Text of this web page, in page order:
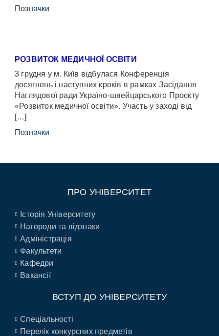
Позначки
РОЗВИТОК МЕДИЧНОЇ ОСВІТИ
3 грудня у м. Київ відбулася Конференція
досягнень і наступних кроків в рамках Засідання
Наглядової ради Україно-швейцарського Проєкту
«Розвиток медичної освіти». Участь у заході від
[…]
Позначки
ПРО УНІВЕРСИТЕТ
Історія Університету
Нагороди та відзнаки
Адміністрація
Факультети
Кафедри
Вакансії
ВСТУП ДО УНІВЕРСИТЕТУ
Спеціальності
Перелік конкурсних предметів